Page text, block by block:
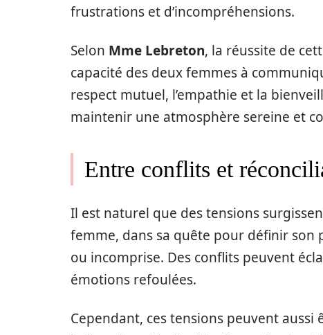
frustrations et d’incompréhensions.
Selon Mme Lebreton, la réussite de
capacité des deux femmes à
respect mutuel, l’empathie et la
maintenir une atmosphère sereine et
Entre conflits et
Il est naturel que des tensions
femme, dans sa quête pour définir
ou incomprise. Des conflits peuvent
émotions refoulées.
Cependant, ces tensions peuvent aussi